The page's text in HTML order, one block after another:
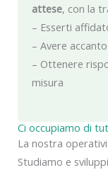
Ci occupiamo di
La nostra
Studiamo e
attese, con la
– Esserti
– Avere
– Ottenere
misura